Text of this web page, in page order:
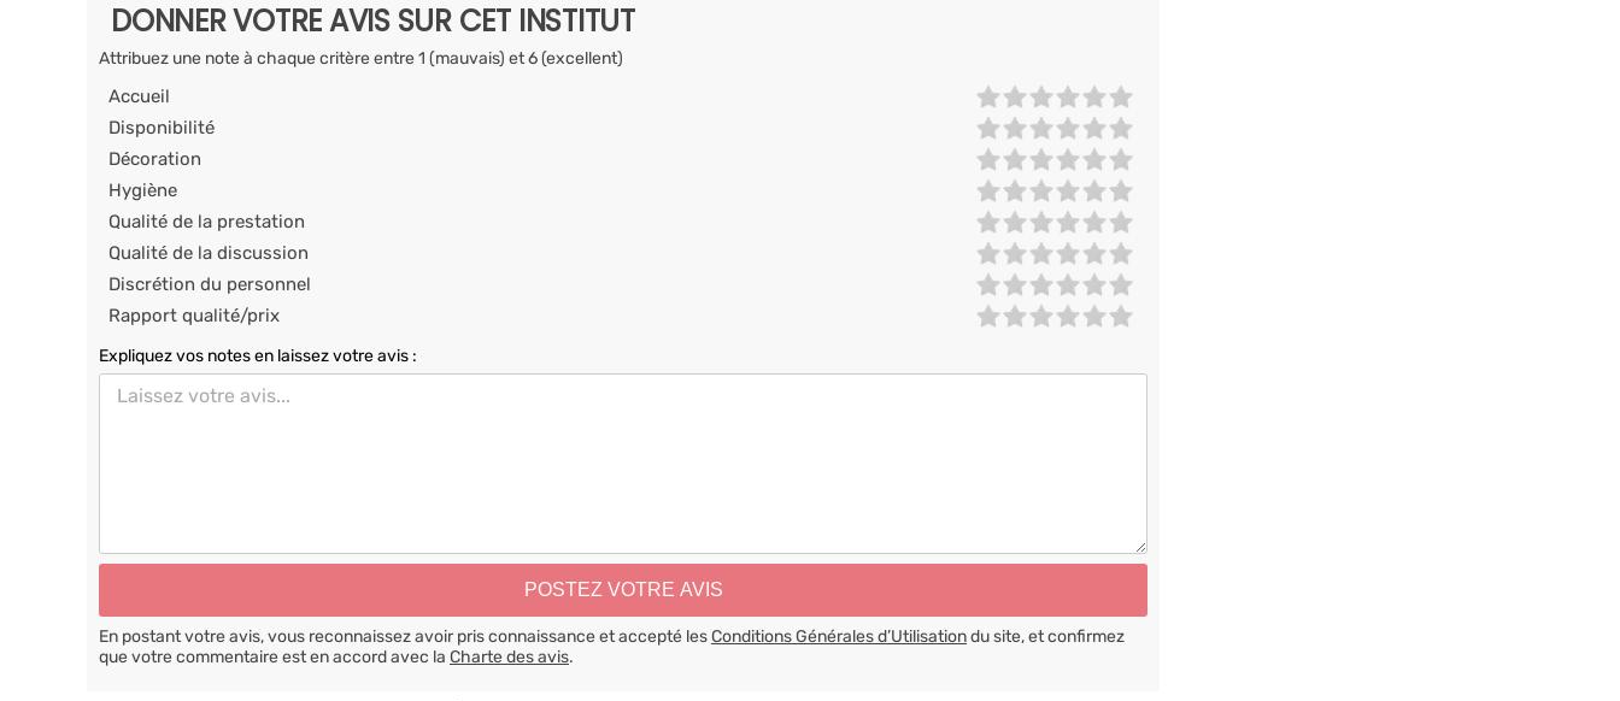
DONNER VOTRE AVIS SUR CET INSTITUT
Attribuez une note à chaque critère entre 1 (mauvais) et 6 (excellent)
Accueil
Disponibilité
Décoration
Hygiène
Qualité de la prestation
Qualité de la discussion
Discrétion du personnel
Rapport qualité/prix
Expliquez vos notes en laissez votre avis :
En postant votre avis, vous reconnaissez avoir pris connaissance et accepté lesConditions Générales d’Utilisationdu site, et confirmez
que votre commentaire est en accord avec la Charte des avis.